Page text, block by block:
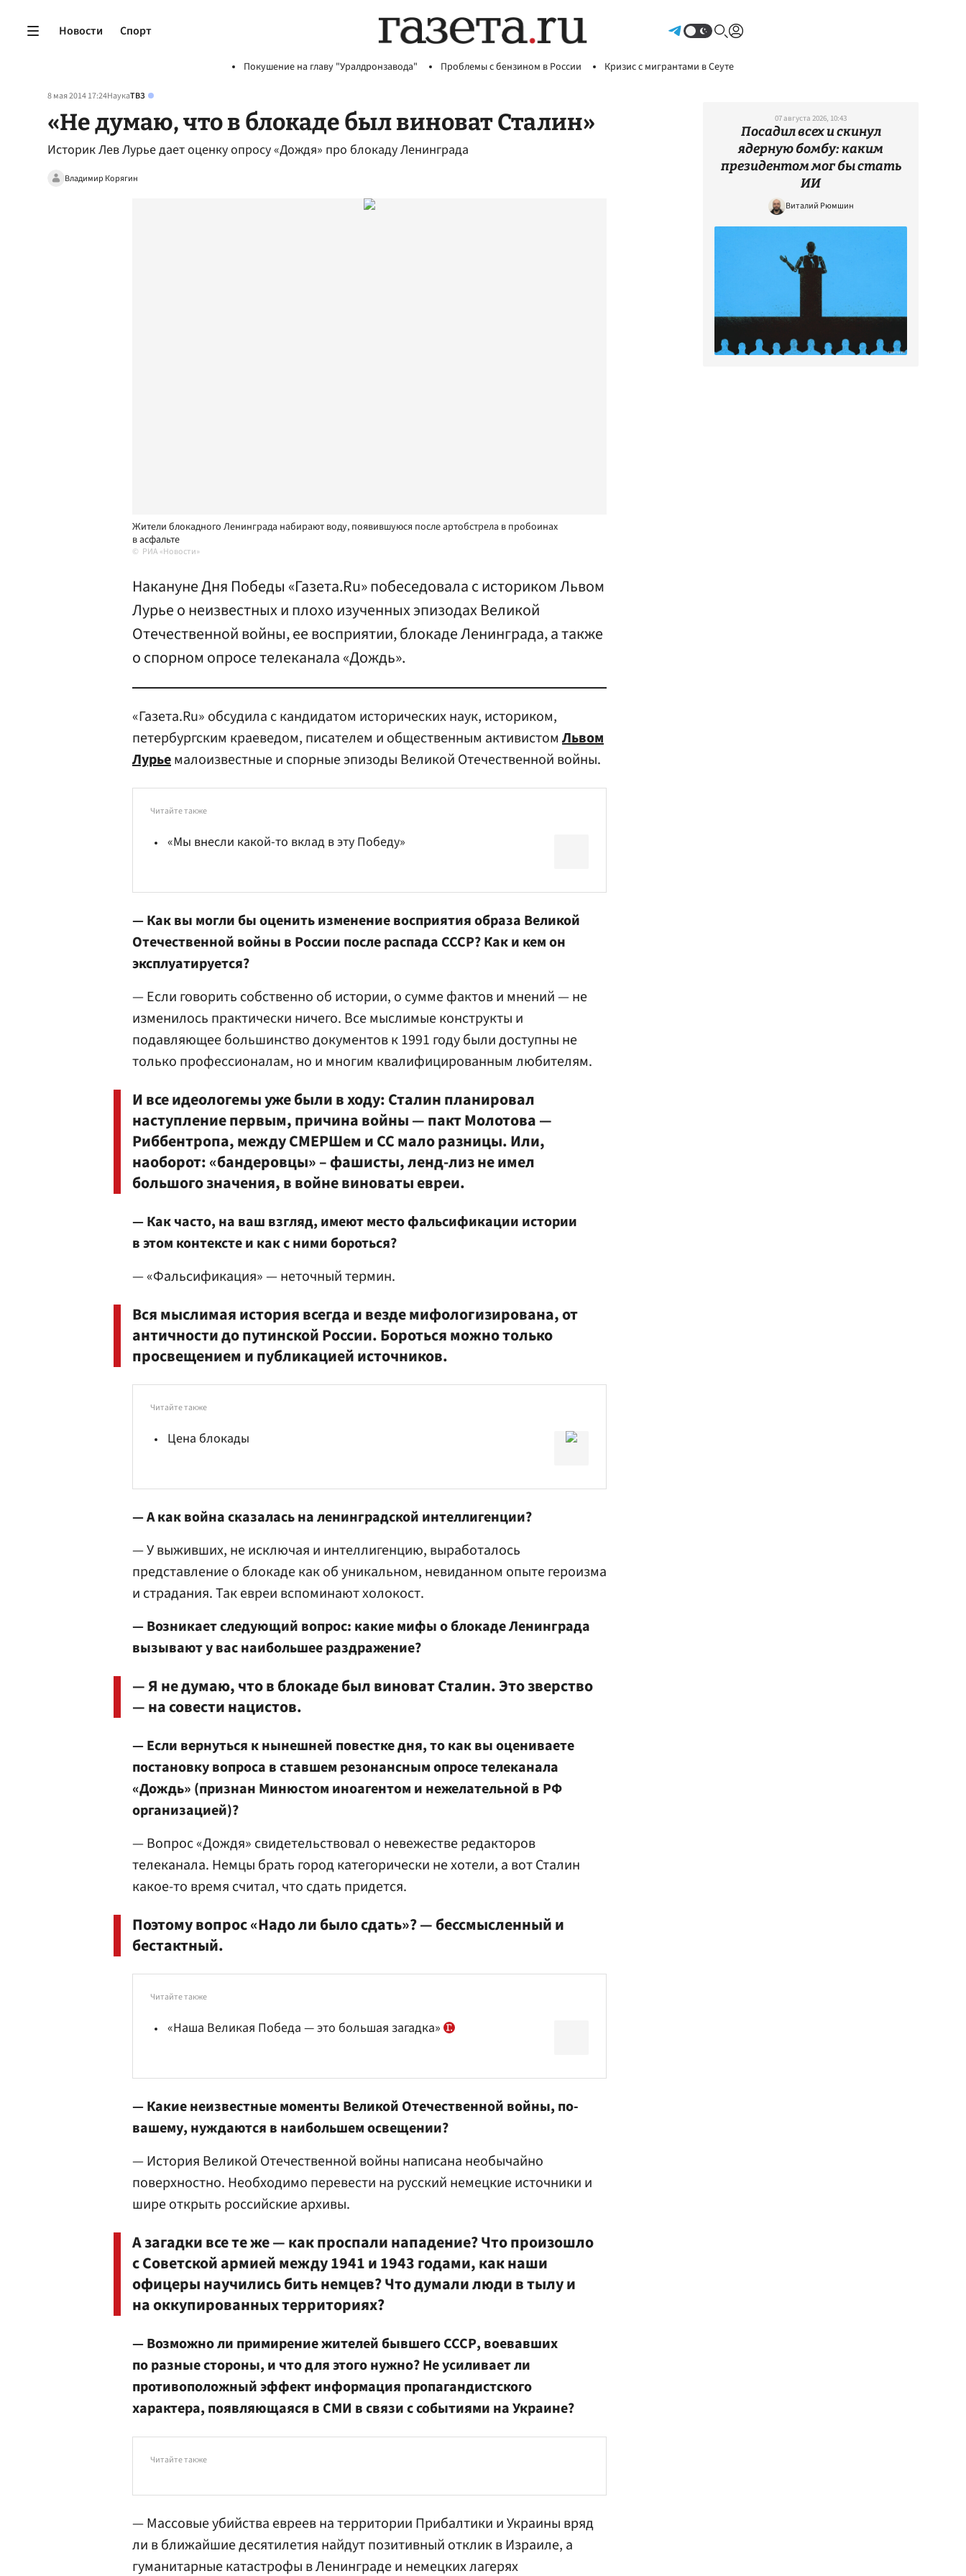
Новости Спорт
Покушение на главу "Уралдронзавода" Проблемы с бензином в России Кризис с мигрантами в Сеуте
8 мая 2014 17:24НаукаТВЗ
«Не думаю, что в блокаде был виноват Сталин»
Историк Лев Лурье дает оценку опросу «Дождя» про блокаду Ленинграда
Владимир Корягин
Жители блокадного Ленинграда набирают воду, появившуюся после артобстрела в пробоинах
в асфальте
РИА «Новости»
Накануне Дня Победы «Газета.Ru» побеседовала с историком Львом
Лурье о неизвестных и плохо изученных эпизодах Великой
Отечественной войны, ее восприятии, блокаде Ленинграда, а также
о спорном опросе телеканала «Дождь».
«Газета.Ru» обсудила с кандидатом исторических наук, историком,
петербургским краеведом, писателем и общественным активистом Львом
Лурьемалоизвестные и спорные эпизоды Великой Отечественной войны.
Читайте также
«Мы внесли какой-то вклад в эту Победу»
— Как вы могли бы оценить изменение восприятия образа Великой
Отечественной войны в России после распада СССР? Как и кем он
эксплуатируется?
— Если говорить собственно об истории, о сумме фактов и мнений — не
изменилось практически ничего. Все мыслимые конструкты и
подавляющее большинство документов к 1991 году были доступны не
только профессионалам, но и многим квалифицированным любителям.
И все идеологемы уже были в ходу: Сталин планировал
наступление первым, причина войны — пакт Молотова —
Риббентропа, между СМЕРШем и СС мало разницы. Или,
наоборот: «бандеровцы» – фашисты, ленд-лиз не имел
большого значения, в войне виноваты евреи.
— Как часто, на ваш взгляд, имеют место фальсификации истории
в этом контексте и как с ними бороться?
— «Фальсификация» — неточный термин.
Вся мыслимая история всегда и везде мифологизирована, от
античности до путинской России. Бороться можно только
просвещением и публикацией источников.
Читайте также
Цена блокады
— А как война сказалась на ленинградской интеллигенции?
— У выживших, не исключая и интеллигенцию, выработалось
представление о блокаде как об уникальном, невиданном опыте героизма
и страдания. Так евреи вспоминают холокост.
— Возникает следующий вопрос: какие мифы о блокаде Ленинграда
вызывают у вас наибольшее раздражение?
— Я не думаю, что в блокаде был виноват Сталин. Это зверство
— на совести нацистов.
— Если вернуться к нынешней повестке дня, то как вы оцениваете
постановку вопроса в ставшем резонансным опросе телеканала
«Дождь» (признан Минюстом иноагентом и нежелательной в РФ
организацией)?
— Вопрос «Дождя» свидетельствовал о невежестве редакторов
телеканала. Немцы брать город категорически не хотели, а вот Сталин
какое-то время считал, что сдать придется.
Поэтому вопрос «Надо ли было сдать»? — бессмысленный и
бестактный.
Читайте также
«Наша Великая Победа — это большая загадка»
— Какие неизвестные моменты Великой Отечественной войны, по-
вашему, нуждаются в наибольшем освещении?
— История Великой Отечественной войны написана необычайно
поверхностно. Необходимо перевести на русский немецкие источники и
шире открыть российские архивы.
А загадки все те же — как проспали нападение? Что произошло
с Советской армией между 1941 и 1943 годами, как наши
офицеры научились бить немцев? Что думали люди в тылу и
на оккупированных территориях?
— Возможно ли примирение жителей бывшего СССР, воевавших
по разные стороны, и что для этого нужно? Не усиливает ли
противоположный эффект информация пропагандистского
характера, появляющаяся в СМИ в связи с событиями на Украине?
Читайте также
— Массовые убийства евреев на территории Прибалтики и Украины вряд
ли в ближайшие десятилетия найдут позитивный отклик в Израиле, а
гуманитарные катастрофы в Ленинграде и немецких лагерях
07 августа 2026, 10:43
Посадил всех и скинул
ядерную бомбу: каким
президентом мог бы стать
ИИ
Виталий Рюмшин